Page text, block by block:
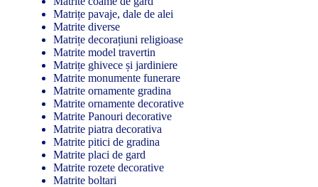
Matrițe pavaje, dale de alei
Matrite diverse
Matrițe decorațiuni religioase
Matrite model travertin
Matrițe ghivece și jardiniere
Matrite monumente funerare
Matrite ornamente gradina
Matrite ornamente decorative
Matrite Panouri decorative
Matrite piatra decorativa
Matrite pitici de gradina
Matrite placi de gard
Matrite rozete decorative
Matrite boltari